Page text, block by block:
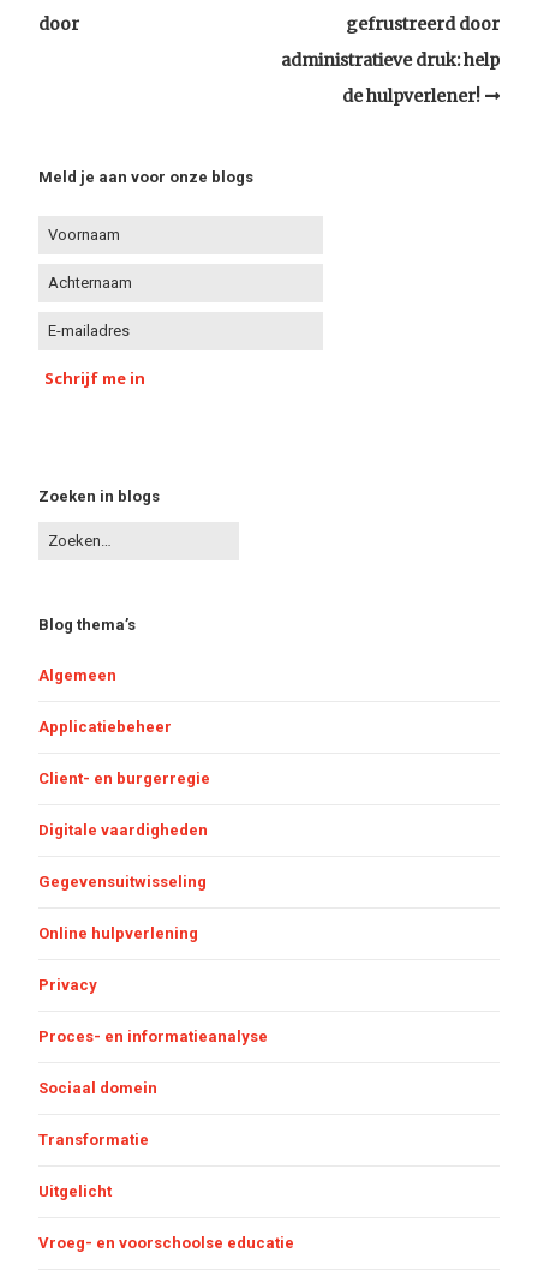
door
gefrustreerd door
administratieve druk: help
de hulpverlener!
Meld je aan voor onze blogs
Schrijf me in
Zoeken in blogs
Blog thema’s
Algemeen
Applicatiebeheer
Client- en burgerregie
Digitale vaardigheden
Gegevensuitwisseling
Online hulpverlening
Privacy
Proces- en informatieanalyse
Sociaal domein
Transformatie
Uitgelicht
Vroeg- en voorschoolse educatie